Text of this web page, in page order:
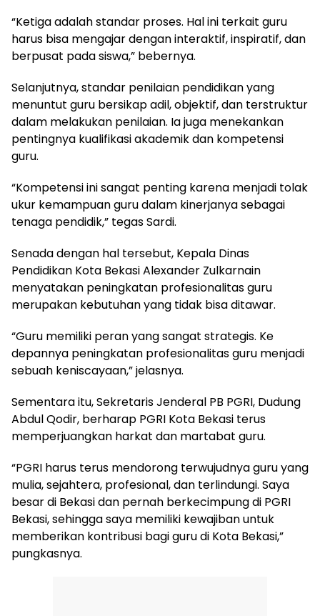
“Ketiga adalah standar proses. Hal ini terkait guru
harus bisa mengajar dengan interaktif, inspiratif, dan
berpusat pada siswa,” bebernya.
Selanjutnya, standar penilaian pendidikan yang
menuntut guru bersikap adil, objektif, dan terstruktur
dalam melakukan penilaian. Ia juga menekankan
pentingnya kualifikasi akademik dan kompetensi
guru.
“Kompetensi ini sangat penting karena menjadi tolak
ukur kemampuan guru dalam kinerjanya sebagai
tenaga pendidik,” tegas Sardi.
Senada dengan hal tersebut, Kepala Dinas
Pendidikan Kota Bekasi Alexander Zulkarnain
menyatakan peningkatan profesionalitas guru
merupakan kebutuhan yang tidak bisa ditawar.
“Guru memiliki peran yang sangat strategis. Ke
depannya peningkatan profesionalitas guru menjadi
sebuah keniscayaan,” jelasnya.
Sementara itu, Sekretaris Jenderal PB PGRI, Dudung
Abdul Qodir, berharap PGRI Kota Bekasi terus
memperjuangkan harkat dan martabat guru.
“PGRI harus terus mendorong terwujudnya guru yang
mulia, sejahtera, profesional, dan terlindungi. Saya
besar di Bekasi dan pernah berkecimpung di PGRI
Bekasi, sehingga saya memiliki kewajiban untuk
memberikan kontribusi bagi guru di Kota Bekasi,”
pungkasnya.